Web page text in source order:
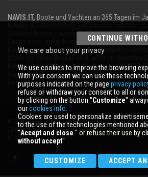
NAVIS.IT, Boote und Yachten an 365 Tagen im
Schlauchboote, nautischen Geräten zu
Suche neue und gebrauchte Boote in unserer
Kleinanzeige, um Ihr Boot völlig kostenlos
Meeresumwelt für Ihr Unternehmen aufNAVIS.IT
Hier finden Sie die neuesten Nachrichten aus der
Segeln und technische Artikel; bleiben mit
© 2026 NAVIS.IT® LOGOS SIND MARKEN ODER MARKEN
JEWEILIGEN BESITZER. |Privacy policy|Cookies info|
s.r.l.p.iva IT-02134430301
CONTINUE
We care about your privacy
We use cookies to improve the browsing
With your consent we can use these
purposes indicated on the page privacy
refuse or withdraw your consent to all or
by clicking on the button ''Customize''
ourcookies info.
Cookies are used to personalize
to the use of the technologies mentioned
''Accept and close '' or refuse their use by
without accept''
CUSTOMIZE ACCEPT